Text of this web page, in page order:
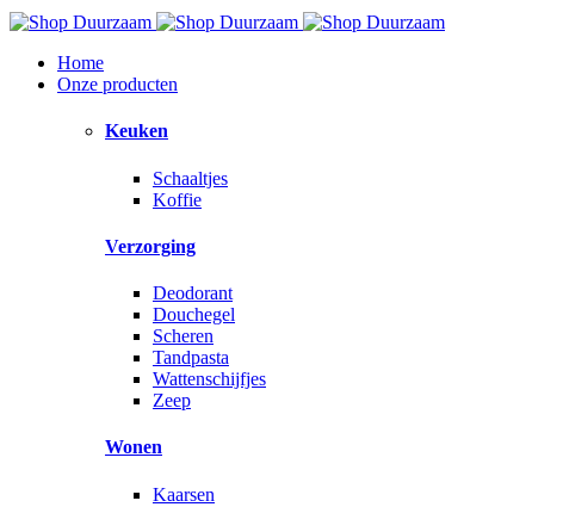
Home
Onze producten
Keuken
Schaaltjes
Koffie
Verzorging
Deodorant
Douchegel
Scheren
Tandpasta
Wattenschijfjes
Zeep
Wonen
Kaarsen